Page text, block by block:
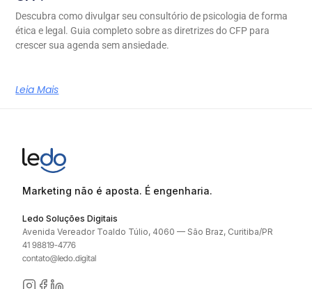
Descubra como divulgar seu consultório de psicologia de forma
ética e legal. Guia completo sobre as diretrizes do CFP para
crescer sua agenda sem ansiedade.
Leia Mais
Marketing não é aposta. É engenharia.
Ledo Soluções Digitais
Avenida Vereador Toaldo Túlio, 4060 — São Braz, Curitiba/PR
41 98819-4776
contato@ledo.digital